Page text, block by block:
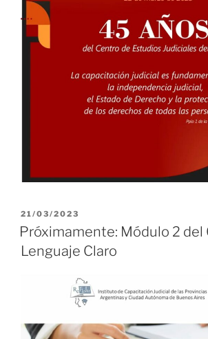
PUBLICADO
EL
21/03/2023
Próximamente: Módulo 2 del
Lenguaje Claro